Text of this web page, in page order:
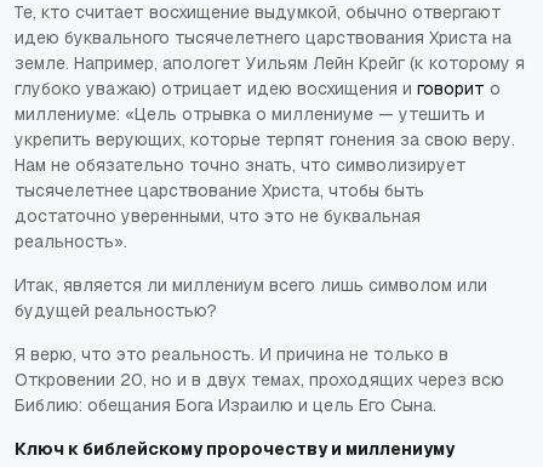
Те, кто считает восхищение выдумкой, обычно отвергают
идею буквального тысячелетнего царствования Христа на
земле. Например, апологет Уильям Лейн Крейг (к которому я
глубоко уважаю) отрицает идею восхищения и говорит о
миллениуме: «Цель отрывка о миллениуме — утешить и
укрепить верующих, которые терпят гонения за свою веру.
Нам не обязательно точно знать, что символизирует
тысячелетнее царствование Христа, чтобы быть
достаточно уверенными, что это не буквальная
реальность».
Итак, является ли миллениум всего лишь символом или
будущей реальностью?
Я верю, что это реальность. И причина не только в
Откровении 20, но и в двух темах, проходящих через всю
Библию: обещания Бога Израилю и цель Его Сына.
Ключ к библейскому пророчеству и миллениуму